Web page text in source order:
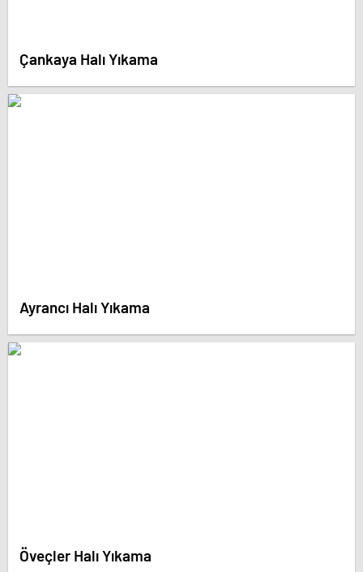
Çankaya Halı Yıkama
Ayrancı Halı Yıkama
Öveçler Halı Yıkama